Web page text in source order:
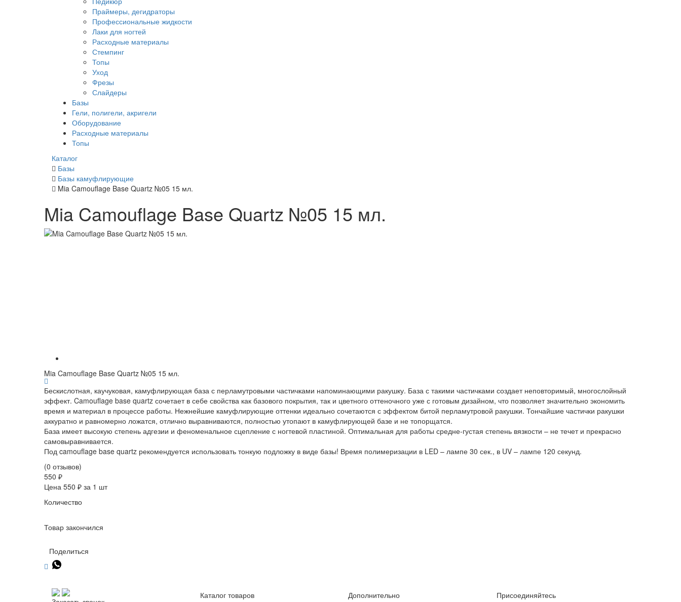
Праймеры, дегидраторы
Профессиональные жидкости
Лаки для ногтей
Расходные материалы
Стемпинг
Топы
Уход
Фрезы
Слайдеры
Базы
Гели, полигели, акригели
Оборудование
Расходные материалы
Топы
Каталог
Базы
Базы камуфлирующие
Mia Camouflage Base Quartz №05 15 мл.
Mia Camouflage Base Quartz №05 15 мл.
Mia Camouflage Base Quartz №05 15 мл.
Бескислотная, каучуковая, камуфлирующая база с перламутровыми частичками напоминающими ракушку. База с такими частичками создает неповторимый, многослойный
эффект. Camouflage base quartz сочетает в себе свойства как базового покрытия, так и цветного оттеночного уже с готовым дизайном, что позволяет значительно экономить
время и материал в процессе работы. Нежнейшие камуфлирующие оттенки идеально сочетаются с эффектом битой перламутровой ракушки. Тончайшие частички ракушки
аккуратно и равномерно ложатся, отлично выравниваются, полностью утопают в камуфлирующей базе и не топорщатся.
База имеет высокую степень адгезии и феноменальное сцепление с ногтевой пластиной. Оптимальная для работы средне-густая степень вязкости – не течет и прекрасно
самовыравнивается.
Под camouflage base quartz рекомендуется использовать тонкую подложку в виде базы! Время полимеризации в LED – лампе 30 сек., в UV – лампе 120 секунд.
(0 отзывов)
550 ₽
Цена 550 ₽ за 1 шт
Количество
Товар закончился
Поделиться
Каталог товаров Дополнительно Присоединяйтесь